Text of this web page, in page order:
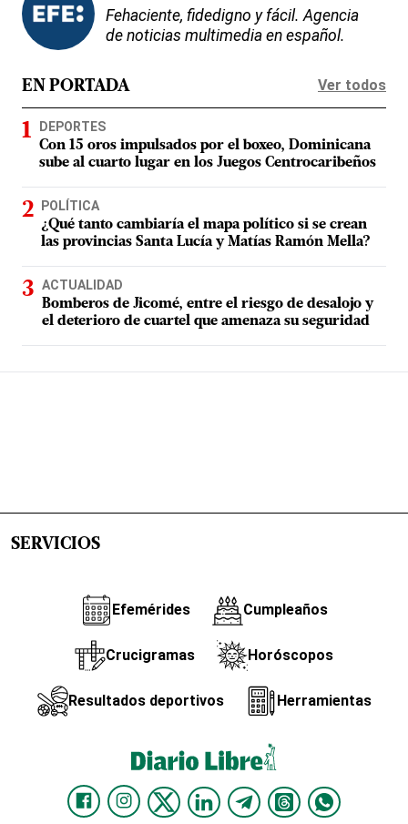
Fehaciente, fidedigno y fácil. Agencia
de noticias multimedia en español.
EN PORTADA Ver todos
DEPORTES
Con 15 oros impulsados por el boxeo, Dominicana
sube al cuarto lugar en los Juegos Centrocaribeños
POLÍTICA
¿Qué tanto cambiaría el mapa político si se crean
las provincias Santa Lucía y Matías Ramón Mella?
ACTUALIDAD
Bomberos de Jicomé, entre el riesgo de desalojo y
el deterioro de cuartel que amenaza su seguridad
SERVICIOS
Efemérides Cumpleaños
Crucigramas Horóscopos
Resultados deportivos Herramientas